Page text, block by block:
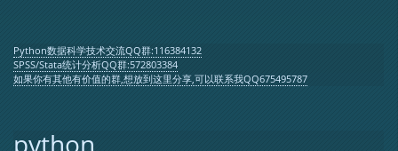
Python数据科学技术交流QQ群:116384132
SPSS/Stata统计分析QQ群:572803384
如果你有其他有价值的群,想放到这里分享,可以联系我QQ675495787
python